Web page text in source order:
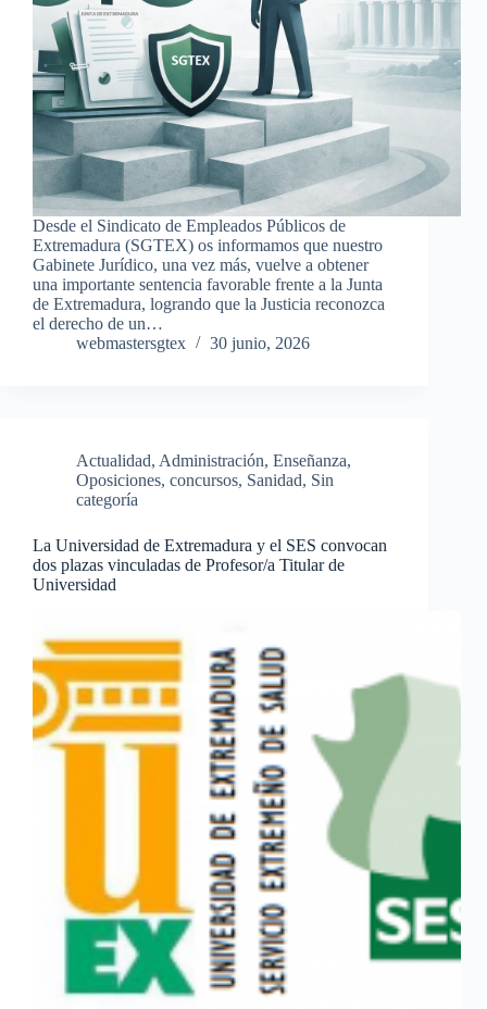
Desde el Sindicato de Empleados Públicos de
Extremadura (SGTEX) os informamos que nuestro
Gabinete Jurídico, una vez más, vuelve a obtener
una importante sentencia favorable frente a la Junta
de Extremadura, logrando que la Justicia reconozca
el derecho de un…
webmastersgtex
30 junio, 2026
Actualidad, Administración, Enseñanza,
Oposiciones, concursos, Sanidad, Sin
categoría
La Universidad de Extremadura y el SES convocan
dos plazas vinculadas de Profesor/a Titular de
Universidad